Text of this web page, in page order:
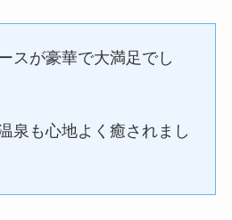
スが豪華で大満足でし
泉も心地よく癒されまし